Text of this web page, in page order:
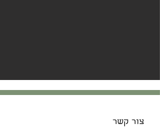
צור קשר